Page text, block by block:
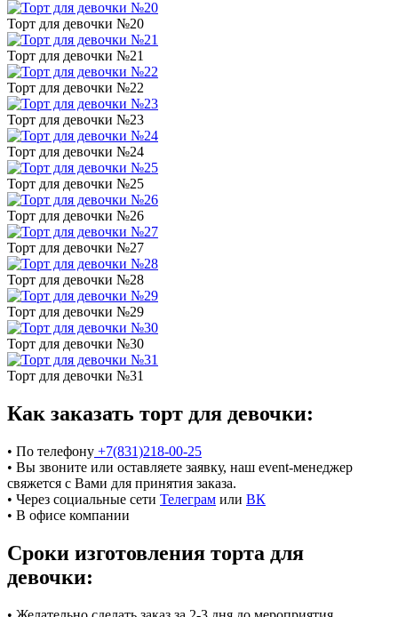
Торт для девочки №20
Торт для девочки №21
Торт для девочки №22
Торт для девочки №23
Торт для девочки №24
Торт для девочки №25
Торт для девочки №26
Торт для девочки №27
Торт для девочки №28
Торт для девочки №29
Торт для девочки №30
Торт для девочки №31
Как заказать торт для девочки:
• По телефону +7(831)218-00-25
• Вы звоните или оставляете заявку, наш event-менеджер
свяжется с Вами для принятия заказа.
• Через социальные сети Телеграм или ВК
• В офисе компании
Сроки изготовления торта для
девочки: